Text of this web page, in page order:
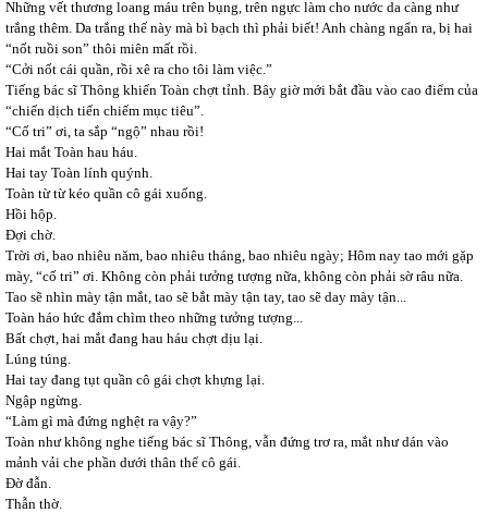
Những vết thương loang máu trên bụng, trên ngực làm cho nước da càng như
trắng thêm. Da trắng thế này mà bì bạch thì phải biết! Anh chàng ngẩn ra, bị hai
“nốt ruồi son” thôi miên mất rồi.
“Cởi nốt cái quần, rồi xê ra cho tôi làm việc.”
Tiếng bác sĩ Thông khiến Toàn chợt tỉnh. Bây giờ mới bắt đầu vào cao điểm của
“chiến dịch tiến chiếm mục tiêu”.
“Cố tri” ơi, ta sắp “ngộ” nhau rồi!
Hai mắt Toàn hau háu.
Hai tay Toàn lính quýnh.
Toàn từ từ kéo quần cô gái xuống.
Hồi hộp.
Đợi chờ.
Trời ơi, bao nhiêu năm, bao nhiêu tháng, bao nhiêu ngày; Hôm nay tao mới gặp
mày, “cố tri” ơi. Không còn phải tưởng tượng nữa, không còn phải sờ râu nữa.
Tao sẽ nhìn mày tận mắt, tao sẽ bắt mày tận tay, tao sẽ day mày tận...
Toàn háo hức đắm chìm theo những tưởng tượng...
Bất chợt, hai mắt đang hau háu chợt dịu lại.
Lúng túng.
Hai tay đang tụt quần cô gái chợt khựng lại.
Ngập ngừng.
“Làm gì mà đứng nghệt ra vậy?”
Toàn như không nghe tiếng bác sĩ Thông, vẫn đứng trơ ra, mắt như dán vào
mảnh vải che phần dưới thân thể cô gái.
Đờ đẫn.
Thẫn thờ.